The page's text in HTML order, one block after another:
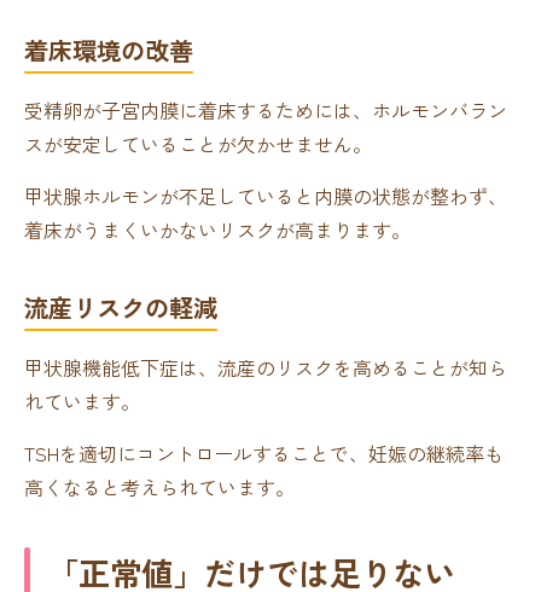
着床環境の改善
受精卵が子宮内膜に着床するためには、ホルモンバラン
スが安定していることが欠かせません。
甲状腺ホルモンが不足していると内膜の状態が整わず、
着床がうまくいかないリスクが高まります。
流産リスクの軽減
甲状腺機能低下症は、流産のリスクを高めることが知ら
れています。
TSHを適切にコントロールすることで、妊娠の継続率も
高くなると考えられています。
「正常値」だけでは足りない